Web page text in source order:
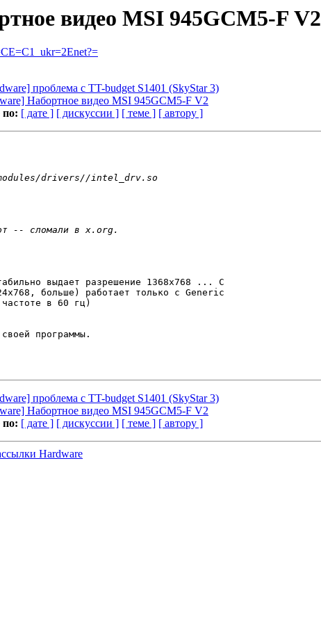
видео MSI 945GCM5-F V2
проблема с TT-budget S1401 (SkyStar 3)
Набортное видео MSI 945GCM5-F V2
[ дате ] [ дискуссии ] [ теме ] [ автору ]
выдает разрешение 1368х768 ... С
больше) работает только с Generic
частоте в 60 гц)
программы.
проблема с TT-budget S1401 (SkyStar 3)
Набортное видео MSI 945GCM5-F V2
[ дате ] [ дискуссии ] [ теме ] [ автору ]
Hardware